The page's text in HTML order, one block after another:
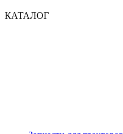
КАТАЛОГ